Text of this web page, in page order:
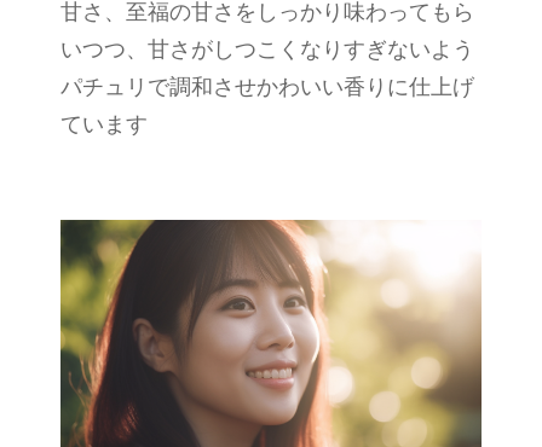
甘さ、至福の甘さをしっかり味わってもら
いつつ、甘さがしつこくなりすぎないよう
パチュリで調和させかわいい香りに仕上げ
ています